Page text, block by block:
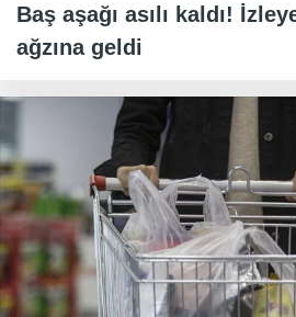
Baş aşağı asılı kaldı!
ağzına geldi